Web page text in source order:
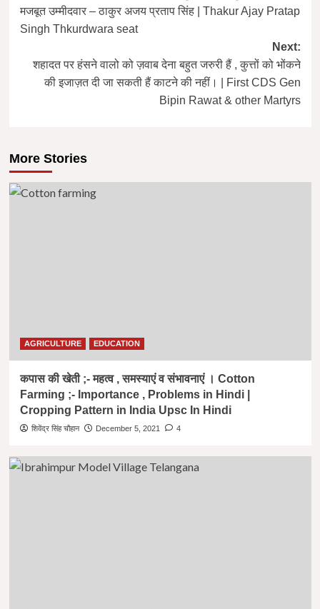
मजबूत उम्मीदवार – ठाकुर अजय प्रताप सिंह | Thakur Ajay Pratap
Singh Thkurdwara seat
Next:
शहादत पर हंसने वालो को ज़वाब देना बहुत जरुरी हैं , कुत्तों को भोंकने
की इजाज़त दी जा सकती हैं काटने की नहीं। | First CDS Gen
Bipin Rawat & other Martyrs
More Stories
AGRICULTURE EDUCATION
कपास की खेती ;- महत्व , समस्याएं व संभावनाएं । Cotton
Farming ;- Importance , Problems in Hindi |
Cropping Pattern in India Upsc In Hindi
शिवेंद्र सिंह चौहान December 5, 2021 4